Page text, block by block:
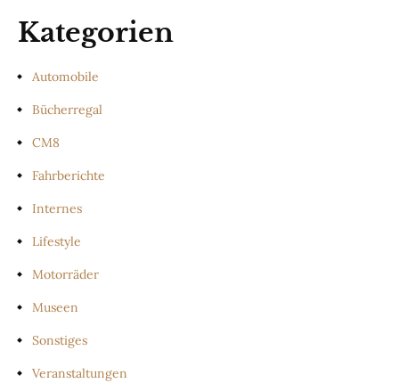
Kategorien
Automobile
Bücherregal
CM8
Fahrberichte
Internes
Lifestyle
Motorräder
Museen
Sonstiges
Veranstaltungen